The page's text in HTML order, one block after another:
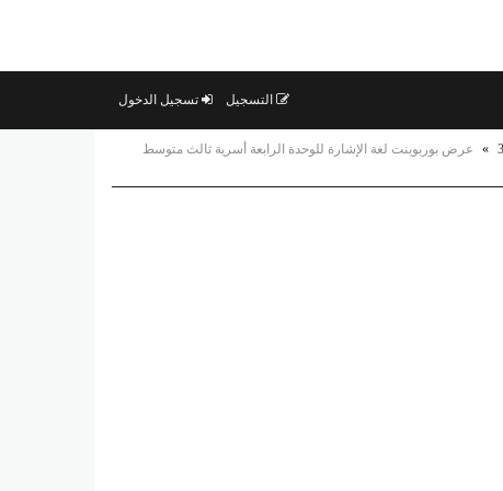
التسجيل تسجيل الدخول
»
عرض بوربوينت لغة الإشارة للوحدة الرابعة أسرية ثالث متوسط